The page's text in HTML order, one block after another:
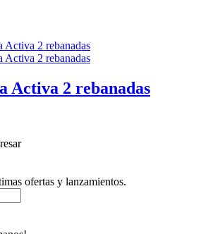
Activa 2 rebanadas
ofertas y lanzamientos.